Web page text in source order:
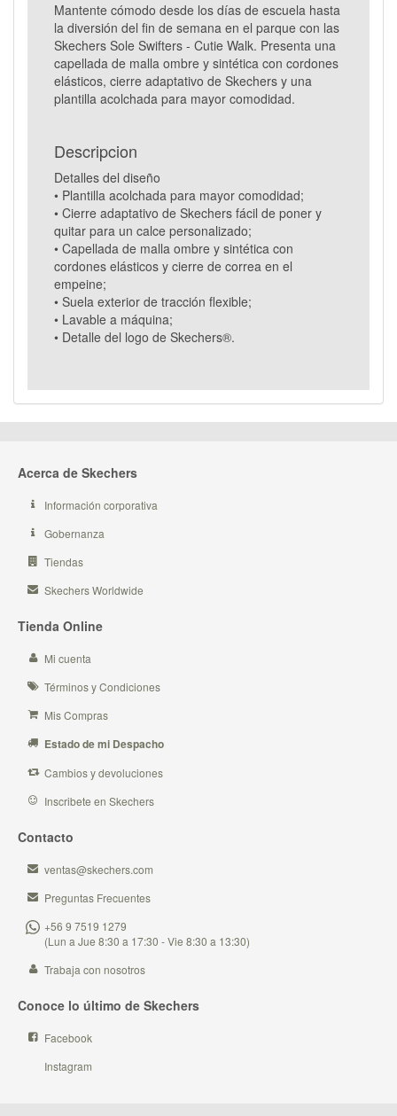
Mantente cómodo desde los días de escuela hasta
la diversión del fin de semana en el parque con las
Skechers Sole Swifters - Cutie Walk. Presenta una
capellada de malla ombre y sintética con cordones
elásticos, cierre adaptativo de Skechers y una
plantilla acolchada para mayor comodidad.
Descripcion
Detalles del diseño
• Plantilla acolchada para mayor comodidad;
• Cierre adaptativo de Skechers fácil de poner y
quitar para un calce personalizado;
• Capellada de malla ombre y sintética con
cordones elásticos y cierre de correa en el
empeine;
• Suela exterior de tracción flexible;
• Lavable a máquina;
• Detalle del logo de Skechers®.
Acerca de Skechers
Información corporativa
Gobernanza
Tiendas
Skechers Worldwide
Tienda Online
Mi cuenta
Términos y Condiciones
Mis Compras
Estado de mi Despacho
Cambios y devoluciones
Inscribete en Skechers
Contacto
ventas@skechers.com
Preguntas Frecuentes
+56 9 7519 1279
(Lun a Jue 8:30 a 17:30 - Vie 8:30 a 13:30)
Trabaja con nosotros
Conoce lo último de Skechers
Facebook
Instagram